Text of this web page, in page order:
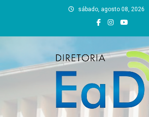
sábado, agosto 08, 2026